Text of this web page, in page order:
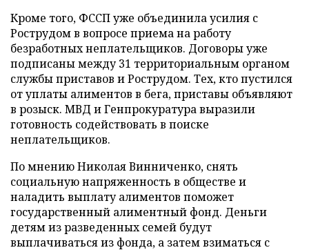
Кроме того, ФССП уже объединила усилия с
Рострудом в вопросе приема на работу
безработных неплательщиков. Договоры уже
подписаны между 31 территориальным органом
службы приставов и Рострудом. Тех, кто пустился
от уплаты алиментов в бега, приставы объявляют
в розыск. МВД и Генпрокуратура выразили
готовность содействовать в поиске
неплательщиков.
По мнению Николая Винниченко, снять
социальную напряженность в обществе и
наладить выплату алиментов поможет
государственный алиментный фонд. Деньги
детям из разведенных семей будут
выплачиваться из фонда, а затем взиматься с